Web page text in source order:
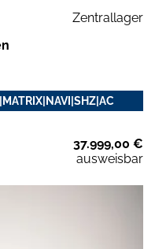
Zentrallager
37.999,00 €
ausweisbar